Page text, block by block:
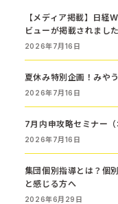
【メディア掲載】日経
ビューが掲載されました
2026年7月16日
夏休み特別企画！みや
2026年7月16日
7月内申攻略セミナー（
2026年7月16日
集団個別指導とは？個
と感じる方へ
2026年6月29日